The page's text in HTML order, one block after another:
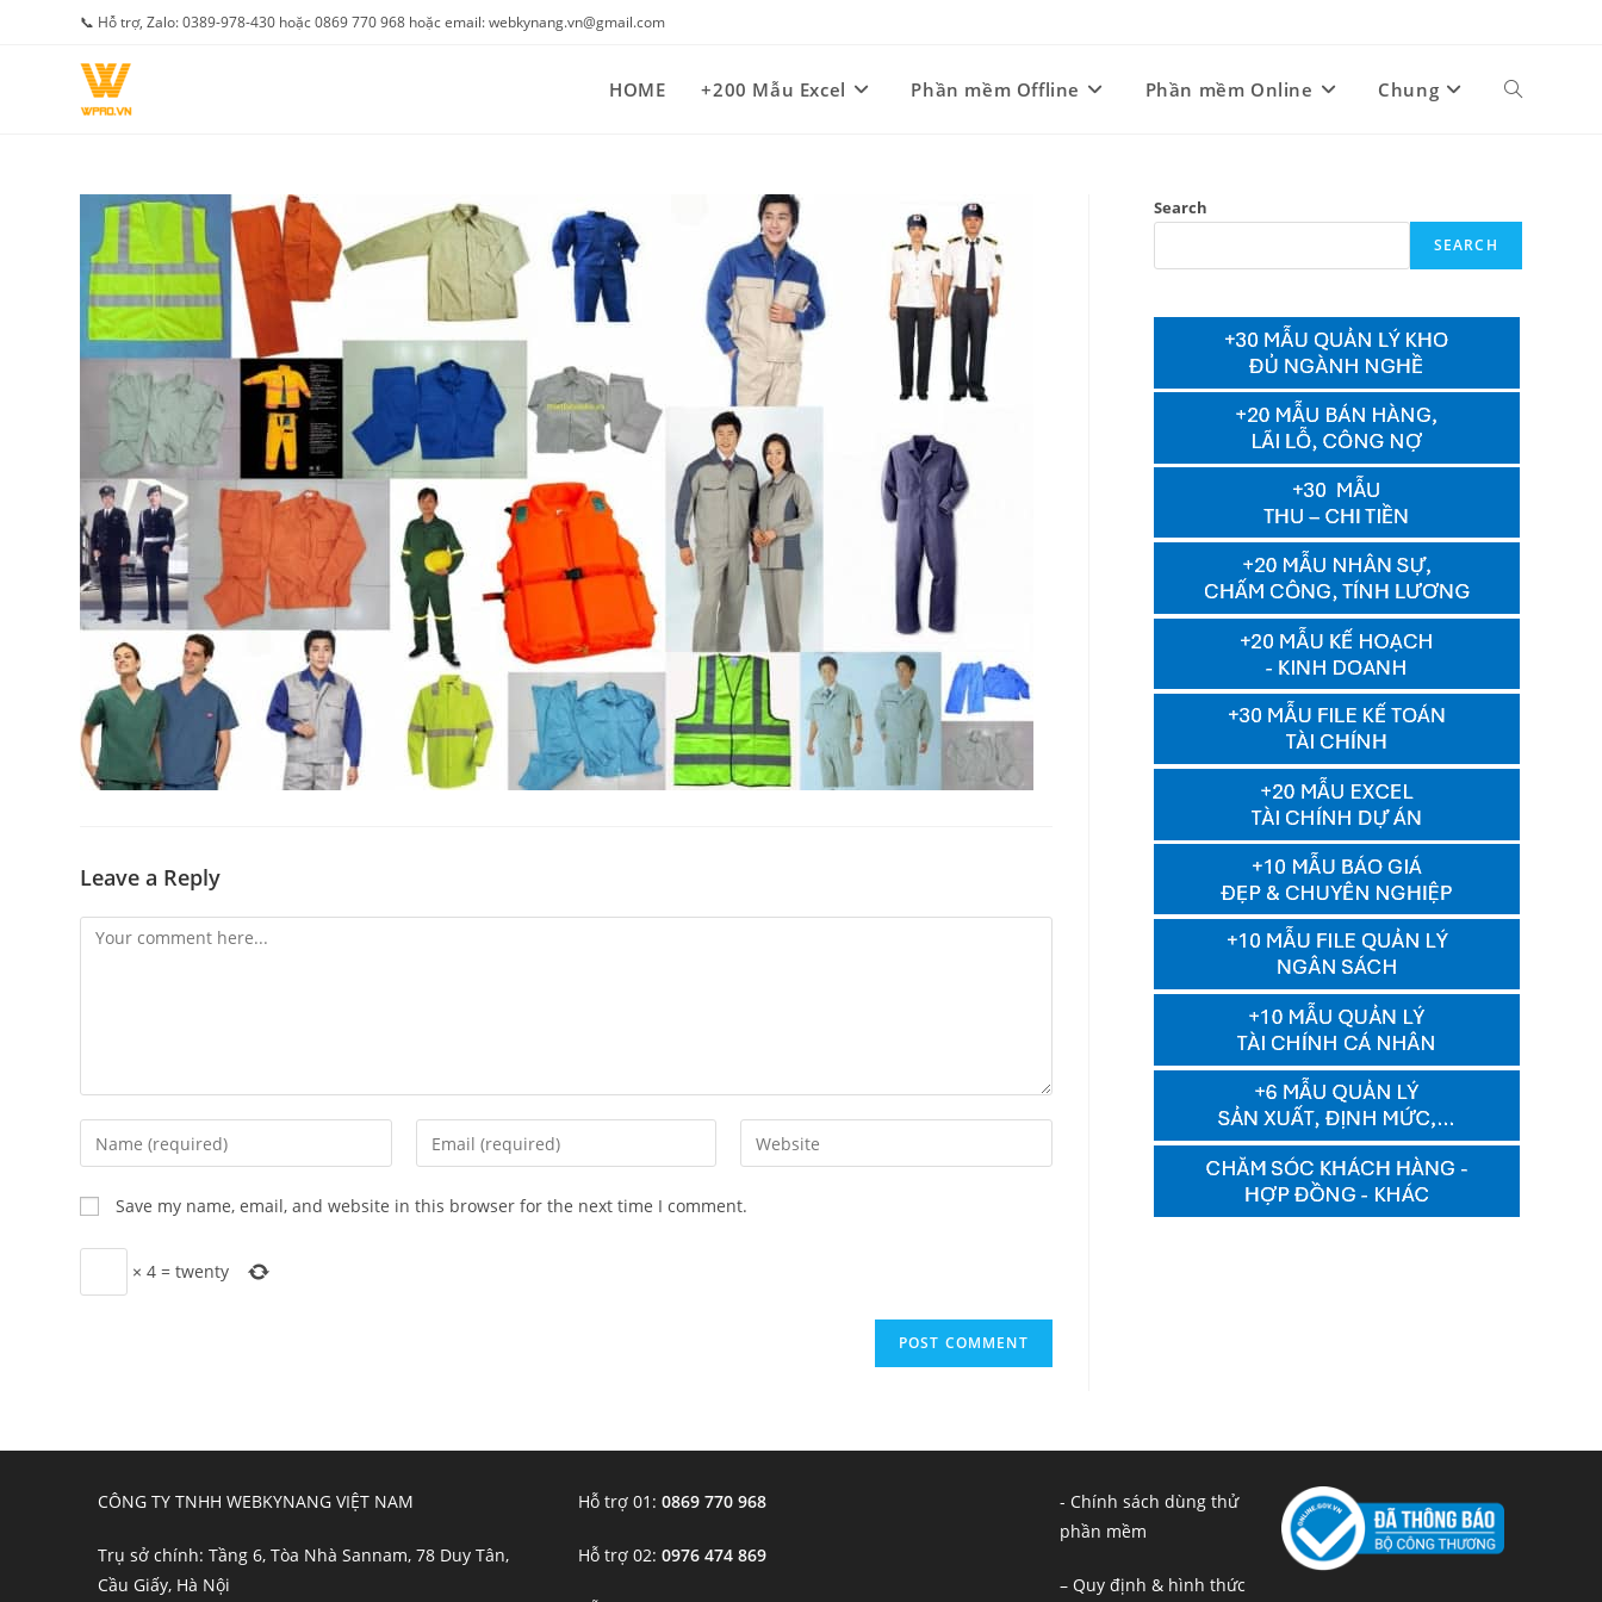
📞 Hỗ trợ, Zalo: 0389-978-430 hoặc 0869 770 968 hoặc email: webkynang.vn@gmail.com
HOME +200 Mẫu Excel Phần mềm Offline Phần mềm Online Chung Toggle
search
Leave a Reply
Comment
Enter
your
name
or
username
Enter
your
Enter
your
Save my name, email, and website in this browser for the next time I comment.
×4 =twenty
Search
SEARCH
CÔNG TY TNHH WEBKYNANG VIỆT NAM
Trụ sở chính: Tầng 6, Tòa Nhà Sannam, 78 Duy Tân,
Cầu Giấy, Hà Nội
Hỗ trợ 01:0869 770 968
Hỗ trợ 02:0976 474 869
- Chính sách dùng thử
phần mềm
– Quy định & hình thức